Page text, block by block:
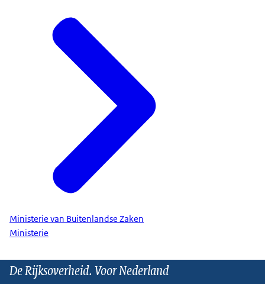
Ministerie van Buitenlandse Zaken
Ministerie
De Rijksoverheid. Voor Nederland